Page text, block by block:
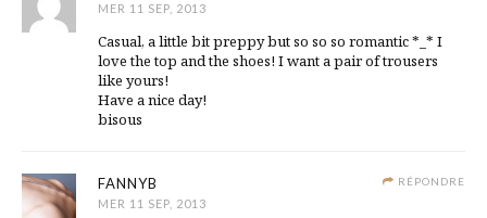
MER 11 SEP, 2013
Casual, a little bit preppy but so so so romantic *_* I
love the top and the shoes! I want a pair of trousers
like yours!
Have a nice day!
bisous
RÉPONDRE
FANNYB
MER 11 SEP, 2013